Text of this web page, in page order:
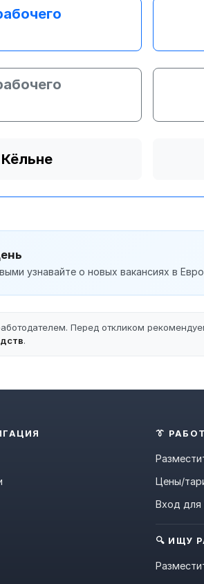
узнавайте о новых вакансиях в
Перед откликом
.
👔
Цены/
Вход для
🔍 ИЩУ